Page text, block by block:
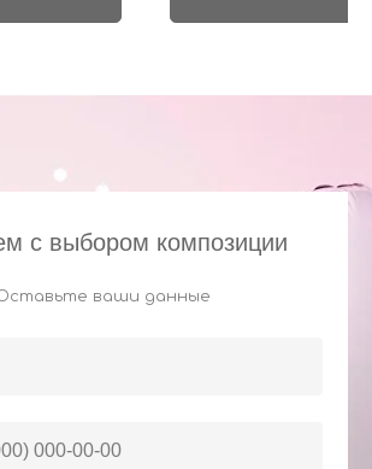
с выбором композиции
ваши данные